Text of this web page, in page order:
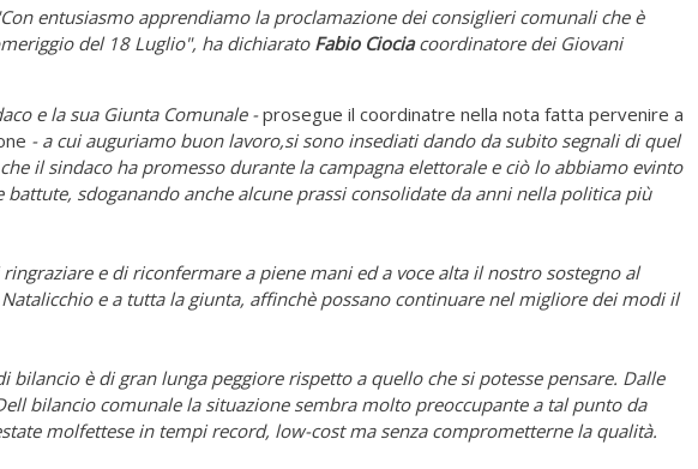
entusiasmo apprendiamo la proclamazione dei consiglieri comunali che è
del 18 Luglio", ha dichiaratoFabio Ciociacoordinatore dei Giovani
e la sua Giunta Comunale -prosegue il coordinatre nella nota fatta pervenire a
- a cui auguriamo buon lavoro,si sono insediati dando da subito segnali di quel
il sindaco ha promesso durante la campagna elettorale e ciò lo abbiamo evinto
battute, sdoganando anche alcune prassi consolidate da anni nella politica più
e di riconfermare a piene mani ed a voce alta il nostro sostegno al
Natalicchio e a tutta la giunta, affinchè possano continuare nel migliore dei modi il
bilancio è di gran lunga peggiore rispetto a quello che si potesse pensare. Dalle
bilancio comunale la situazione sembra molto preoccupante a tal punto da
molfettese in tempi record, low-cost ma senza comprometterne la qualità.